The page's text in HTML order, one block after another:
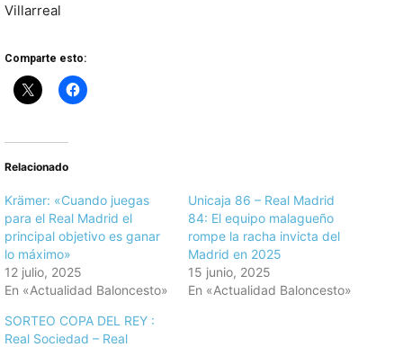
Villarreal
Comparte esto:
Relacionado
Krämer: «Cuando juegas
para el Real Madrid el
principal objetivo es ganar
lo máximo»
12 julio, 2025
En «Actualidad Baloncesto»
Unicaja 86 – Real Madrid
84: El equipo malagueño
rompe la racha invicta del
Madrid en 2025
15 junio, 2025
En «Actualidad Baloncesto»
SORTEO COPA DEL REY :
Real Sociedad – Real